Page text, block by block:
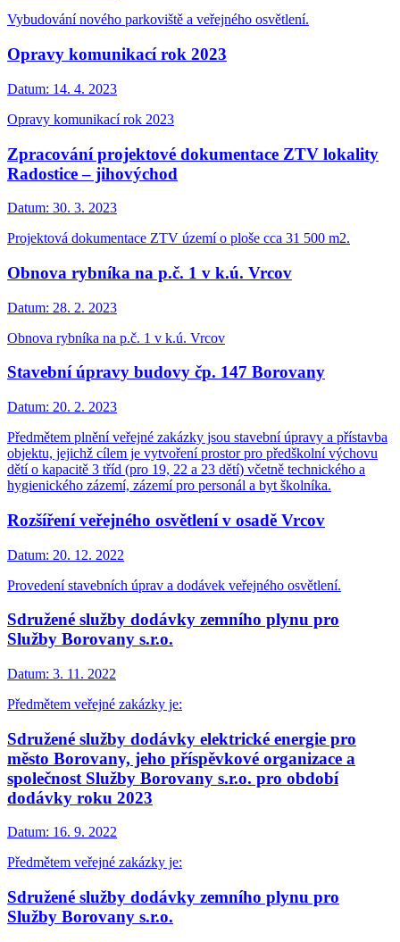
Vybudování nového parkoviště a veřejného osvětlení.
Opravy komunikací rok 2023
Datum: 14. 4. 2023
Opravy komunikací rok 2023
Zpracování projektové dokumentace ZTV lokality
Radostice – jihovýchod
Datum: 30. 3. 2023
Projektová dokumentace ZTV území o ploše cca 31 500 m2.
Obnova rybníka na p.č. 1 v k.ú. Vrcov
Datum: 28. 2. 2023
Obnova rybníka na p.č. 1 v k.ú. Vrcov
Stavební úpravy budovy čp. 147 Borovany
Datum: 20. 2. 2023
Předmětem plnění veřejné zakázky jsou stavební úpravy a přístavba
objektu, jejichž cílem je vytvoření prostor pro předškolní výchovu
dětí o kapacitě 3 tříd (pro 19, 22 a 23 dětí) včetně technického a
hygienického zázemí, zázemí pro personál a byt školníka.
Rozšíření veřejného osvětlení v osadě Vrcov
Datum: 20. 12. 2022
Provedení stavebních úprav a dodávek veřejného osvětlení.
Sdružené služby dodávky zemního plynu pro
Služby Borovany s.r.o.
Datum: 3. 11. 2022
Předmětem veřejné zakázky je:
Sdružené služby dodávky elektrické energie pro
město Borovany, jeho příspěvkové organizace a
společnost Služby Borovany s.r.o. pro období
dodávky roku 2023
Datum: 16. 9. 2022
Předmětem veřejné zakázky je:
Sdružené služby dodávky zemního plynu pro
Služby Borovany s.r.o.